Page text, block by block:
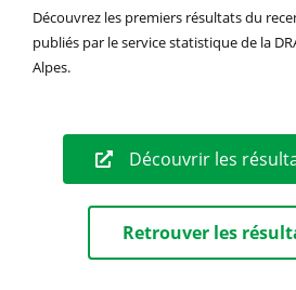
Découvrez les premiers résultats du
publiés par le service statistique de la
Alpes.
Découvrir les
Retrouver les